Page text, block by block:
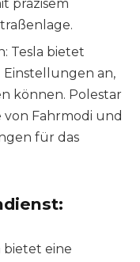
präzisem
Tesla bietet
an,
können. Polestar
von Fahrmodi und
für das
bietet eine